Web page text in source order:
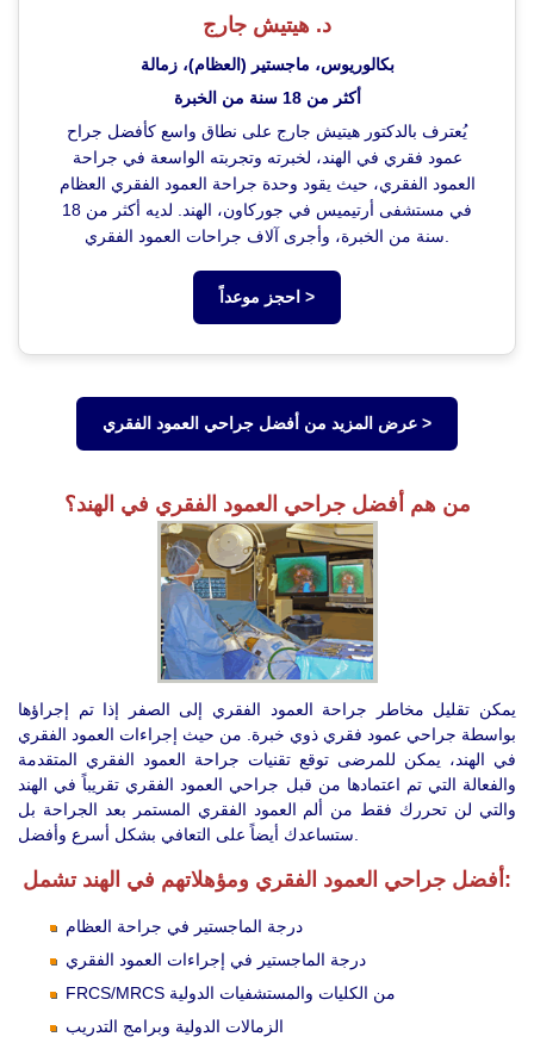
د. هيتيش جارج
بكالوريوس، ماجستير (العظام)، زمالة
أكثر من 18 سنة من الخبرة
يُعترف بالدكتور هيتيش جارج على نطاق واسع كأفضل جراح
عمود فقري في الهند، لخبرته وتجربته الواسعة في جراحة
العمود الفقري، حيث يقود وحدة جراحة العمود الفقري العظام
في مستشفى أرتيميس في جوركاون، الهند. لديه أكثر من 18
احجز موعداً >
عرض المزيد من أفضل جراحي العمود الفقري >
من هم أفضل جراحي العمود الفقري في الهند؟
يمكن تقليل مخاطر جراحة العمود الفقري إلى الصفر إذا تم إجراؤها
بواسطة جراحي عمود فقري ذوي خبرة. من حيث إجراءات العمود الفقري
في الهند، يمكن للمرضى توقع تقنيات جراحة العمود الفقري المتقدمة
والفعالة التي تم اعتمادها من قبل جراحي العمود الفقري تقريباً في الهند
والتي لن تحررك فقط من ألم العمود الفقري المستمر بعد الجراحة بل
أفضل جراحي العمود الفقري ومؤهلاتهم في الهند تشمل:
درجة الماجستير في جراحة العظام
درجة الماجستير في إجراءات العمود الفقري
FRCS/MRCS من الكليات والمستشفيات الدولية
الزمالات الدولية وبرامج التدريب